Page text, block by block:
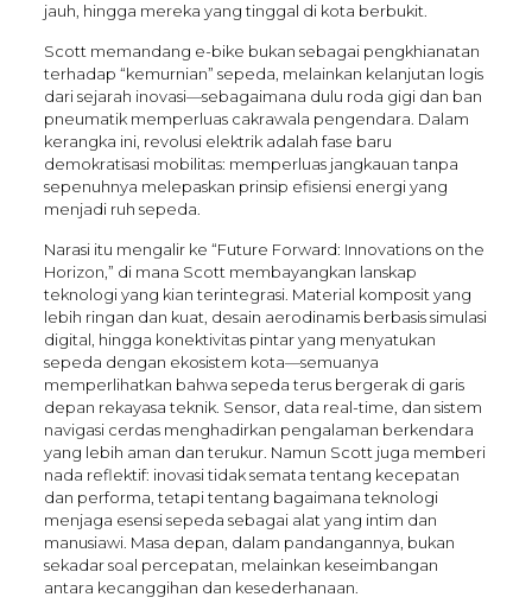
jauh, hingga mereka yang tinggal di kota berbukit.
Scott memandang e-bike bukan sebagai pengkhianatan
terhadap “kemurnian” sepeda, melainkan kelanjutan logis
dari sejarah inovasi—sebagaimana dulu roda gigi dan ban
pneumatik memperluas cakrawala pengendara. Dalam
kerangka ini, revolusi elektrik adalah fase baru
demokratisasi mobilitas: memperluas jangkauan tanpa
sepenuhnya melepaskan prinsip efisiensi energi yang
menjadi ruh sepeda.
Narasi itu mengalir ke “Future Forward: Innovations on the
Horizon,” di mana Scott membayangkan lanskap
teknologi yang kian terintegrasi. Material komposit yang
lebih ringan dan kuat, desain aerodinamis berbasis simulasi
digital, hingga konektivitas pintar yang menyatukan
sepeda dengan ekosistem kota—semuanya
memperlihatkan bahwa sepeda terus bergerak di garis
depan rekayasa teknik. Sensor, data real-time, dan sistem
navigasi cerdas menghadirkan pengalaman berkendara
yang lebih aman dan terukur. Namun Scott juga memberi
nada reflektif: inovasi tidak semata tentang kecepatan
dan performa, tetapi tentang bagaimana teknologi
menjaga esensi sepeda sebagai alat yang intim dan
manusiawi. Masa depan, dalam pandangannya, bukan
sekadar soal percepatan, melainkan keseimbangan
antara kecanggihan dan kesederhanaan.